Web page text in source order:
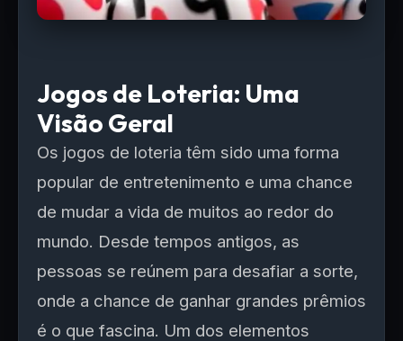
Jogos de Loteria: Uma
Visão Geral
Os jogos de loteria têm sido uma forma
popular de entretenimento e uma chance
de mudar a vida de muitos ao redor do
mundo. Desde tempos antigos, as
pessoas se reúnem para desafiar a sorte,
onde a chance de ganhar grandes prêmios
é o que fascina. Um dos elementos